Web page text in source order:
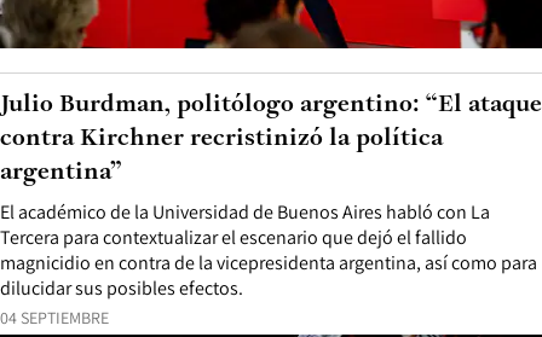
04 SEPTIEMBRE
El académico de la Universidad de Buenos Aires habló con La
Tercera para contextualizar el escenario que dejó el fallido
magnicidio en contra de la vicepresidenta argentina, así como para
dilucidar sus posibles efectos.
Julio Burdman, politólogo argentino: “El ataque
contra Kirchner recristinizó la política
argentina”